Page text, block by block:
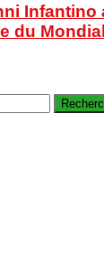
Infantino
du